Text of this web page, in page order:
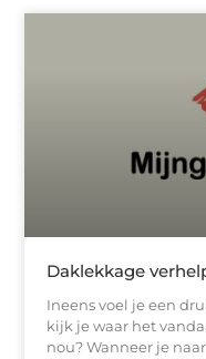
Daklekkage
Ineens voel je een
kijk je waar het
nou? Wanneer je